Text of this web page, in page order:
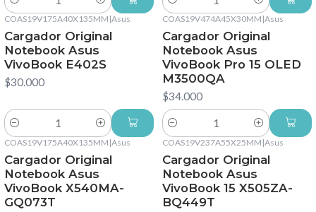
Cantidad Cantidad
COAS19V175A40X135MM |Asus
Cargador Original
Notebook Asus
VivoBook E402S
$30.000
Cantidad
COAS19V474A45X30MM |Asus
Cargador Original
Notebook Asus
VivoBook Pro 15 OLED
M3500QA
$34.000
Cantidad
COAS19V175A40X135MM |Asus
Cargador Original
Notebook Asus
VivoBook X540MA-
GQ073T
COAS19V237A55X25MM |Asus
Cargador Original
Notebook Asus
VivoBook 15 X505ZA-
BQ449T